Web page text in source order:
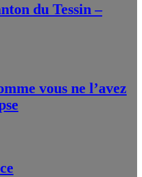
du Tessin –
vous ne l’avez